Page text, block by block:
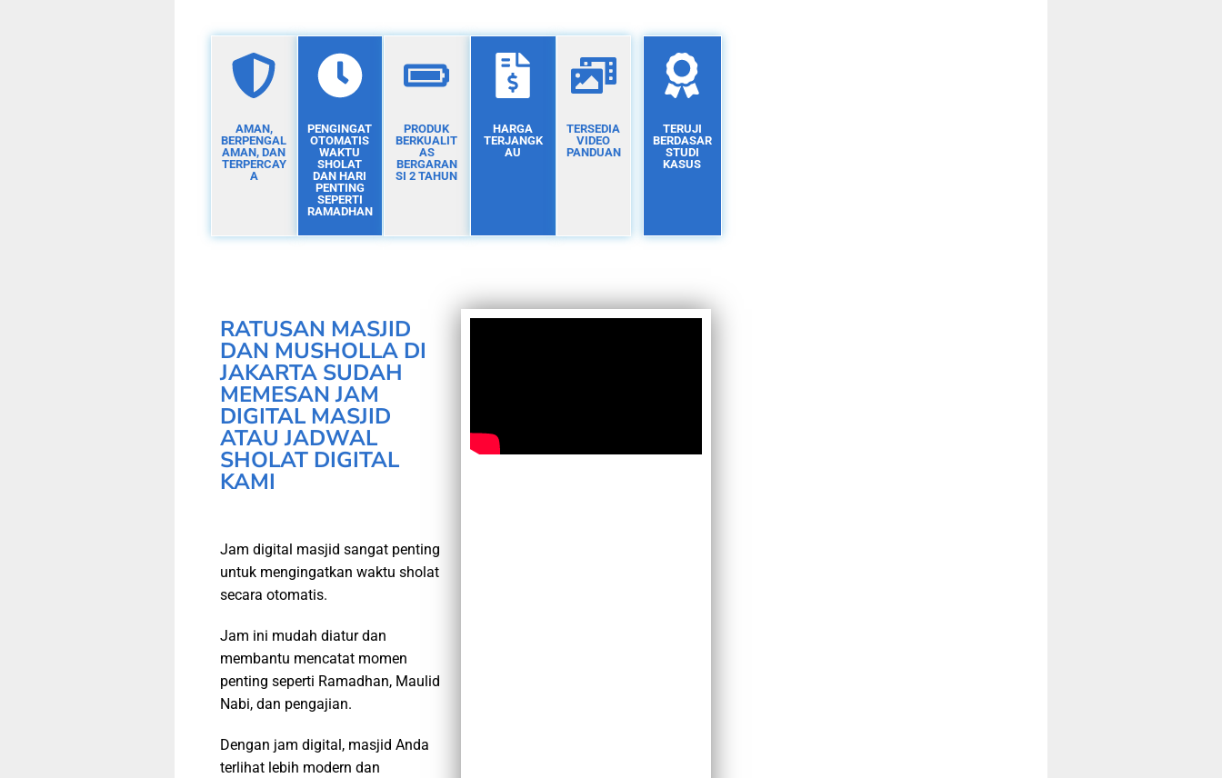
AMAN,
BERPENGAL
AMAN, DAN
TERPERCAY
A
PENGINGAT
OTOMATIS
WAKTU
SHOLAT
DAN HARI
PENTING
SEPERTI
RAMADHAN
PRODUK
BERKUALIT
AS
BERGARAN
SI 2 TAHUN
HARGA
TERJANGK
AU
TERSEDIA
VIDEO
PANDUAN
TERUJI
BERDASAR
STUDI
KASUS
RATUSAN MASJID
DAN MUSHOLLA DI
JAKARTA SUDAH
MEMESAN JAM
DIGITAL MASJID
ATAU JADWAL
SHOLAT DIGITAL
KAMI
Jam digital masjid sangat penting
untuk mengingatkan waktu sholat
secara otomatis.
Jam ini mudah diatur dan
membantu mencatat momen
penting seperti Ramadhan, Maulid
Nabi, dan pengajian.
Dengan jam digital, masjid Anda
terlihat lebih modern dan